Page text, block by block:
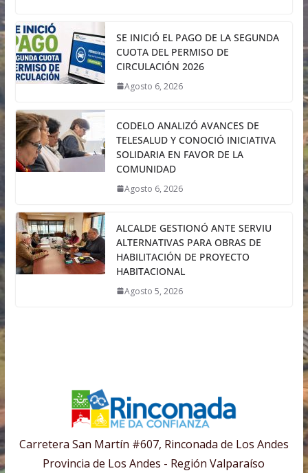
SE INICIÓ EL PAGO DE LA SEGUNDA
CUOTA DEL PERMISO DE
CIRCULACIÓN 2026
Agosto 6, 2026
CODELO ANALIZÓ AVANCES DE
TELESALUD Y CONOCIÓ INICIATIVA
SOLIDARIA EN FAVOR DE LA
COMUNIDAD
Agosto 6, 2026
ALCALDE GESTIONÓ ANTE SERVIU
ALTERNATIVAS PARA OBRAS DE
HABILITACIÓN DE PROYECTO
HABITACIONAL
Agosto 5, 2026
Carretera San Martín #607, Rinconada de Los Andes
Provincia de Los Andes - Región Valparaíso